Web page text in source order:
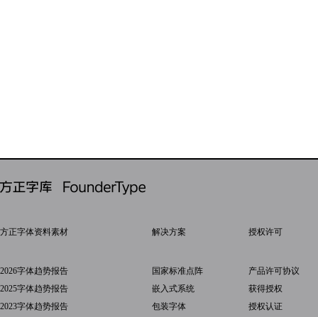
方正字体资料素材
2026字体趋势报告
2025字体趋势报告
2023字体趋势报告
解决方案
国家标准点阵
嵌入式系统
包装字体
授权许可
产品许可协议
获得授权
授权认证